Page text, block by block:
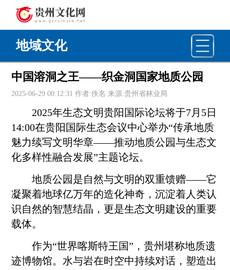
地域文化
中国溶洞之王——织金洞国家地质公园
2025-06-29 00:12:31 作者:佚名 来源:贵州省林业局
2025年生态文明贵阳 国际论坛将于7月5日
14:00在贵阳 国际生态会议中心举办“传承地质
魅力续写文明华章——推动地质公园与生态文
化多样性融合发展”主题论坛。
地质公园是自然与文明的双重馈赠——它
凝聚着地球亿万年的造化神奇，沉淀着人类认
识自然的智慧结晶，更是生态文明建设的重要
载体。
作为“世界喀斯特王国”，贵州堪称地质遗
迹博物馆。水与岩在时空中持续对话，塑造出